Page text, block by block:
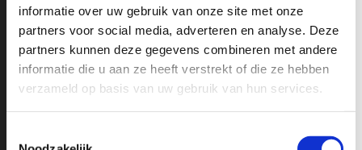
informatie over uw gebruik van onze site met onze
partners voor social media, adverteren en analyse. Deze
partners kunnen deze gegevens combineren met andere
informatie die u aan ze heeft verstrekt of die ze hebben
verzameld op basis van uw gebruik van hun services.
Schuif-/kanteldak
Trekhaak afneembaar
Uitlaat sierstuk
Achteruitrijcamera
Android auto
gebied van RAM, Chevrolet en GMC Pick-Up Trucks.